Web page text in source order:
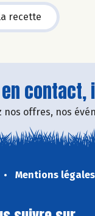
recette
nos offres, nos
Mentions légales